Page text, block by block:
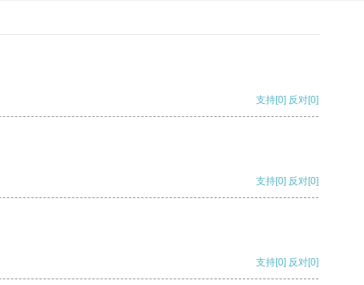
支持[0] 反对[0]
支持[0] 反对[0]
支持[0] 反对[0]